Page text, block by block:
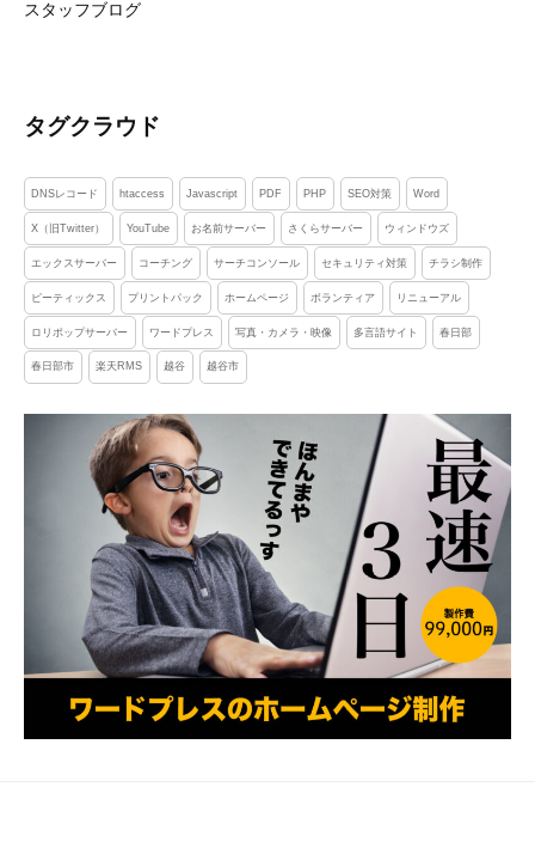
スタッフブログ
タグクラウド
DNSレコード htaccess Javascript PDF PHP SEO対策 Word
X（旧Twitter） YouTube お名前サーバー さくらサーバー ウィンドウズ
エックスサーバー コーチング サーチコンソール セキュリティ対策 チラシ制作
ピーティックス プリントパック ホームページ ボランティア リニューアル
ロリポップサーバー ワードプレス 写真・カメラ・映像 多言語サイト 春日部
春日部市 楽天RMS 越谷 越谷市